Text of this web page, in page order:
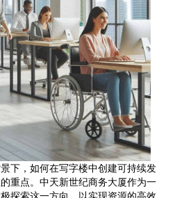
下，如何在写字楼中创建可持续发
重点。中天新世纪商务大厦作为一